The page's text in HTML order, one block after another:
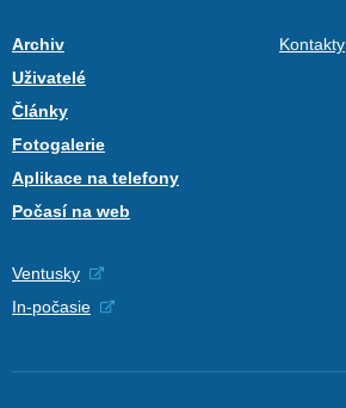
Archiv
Uživatelé
Články
Fotogalerie
Aplikace na telefony
Počasí na web
Kontakty
Ventusky
In-počasie